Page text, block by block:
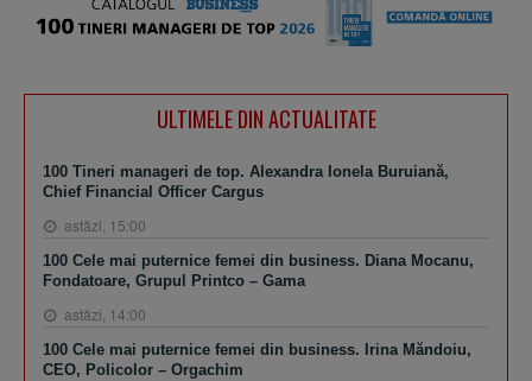
ULTIMELE DIN ACTUALITATE
100 Tineri manageri de top. Alexandra Ionela Buruiană,
Chief Financial Officer Cargus
astăzi, 15:00
100 Cele mai puternice femei din business. Diana Mocanu,
Fondatoare, Grupul Printco – Gama
astăzi, 14:00
100 Cele mai puternice femei din business. Irina Măndoiu,
CEO, Policolor – Orgachim